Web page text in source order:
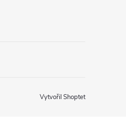
Vytvořil Shoptet